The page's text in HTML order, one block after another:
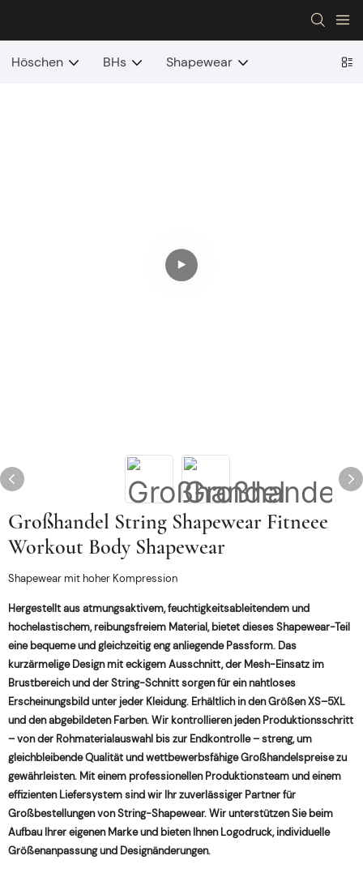
Höschen BHs Shapewear
Großhandel String Shapewear Fitneee
Workout Body Shapewear
Shapewear mit hoher Kompression
Hergestellt aus atmungsaktivem, feuchtigkeitsableitendem und
hochelastischem, reibungsfreiem Material, bietet dieses Shapewear-Teil
eine bequeme und gleichzeitig eng anliegende Passform. Das
kurzärmelige Design mit eckigem Ausschnitt, der Mesh-Einsatz im
Brustbereich und der String-Schnitt sorgen für ein nahtloses
Erscheinungsbild unter jeder Kleidung. Erhältlich in den Größen XS–5XL
und den abgebildeten Farben. Wir kontrollieren jeden Produktionsschritt
– von der Rohmaterialauswahl bis zur Endkontrolle – streng, um
gleichbleibende Qualität und wettbewerbsfähige Großhandelspreise zu
gewährleisten. Mit einem professionellen Produktionsteam und einem
effizienten Liefersystem sind wir Ihr zuverlässiger Partner für
Großbestellungen von String-Shapewear. Wir unterstützen Sie beim
Aufbau Ihrer eigenen Marke und bieten Ihnen Logodruck, individuelle
Größenanpassung und Designänderungen.